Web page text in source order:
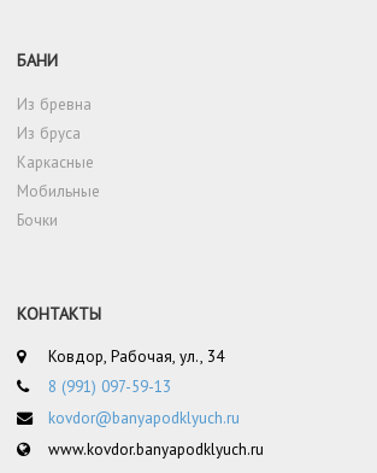
БАНИ
Из бревна
Из бруса
Каркасные
Мобильные
Бочки
КОНТАКТЫ
Ковдор, Рабочая, ул., 34
8 (991) 097-59-13
kovdor@banyapodklyuch.ru
www.kovdor.banyapodklyuch.ru